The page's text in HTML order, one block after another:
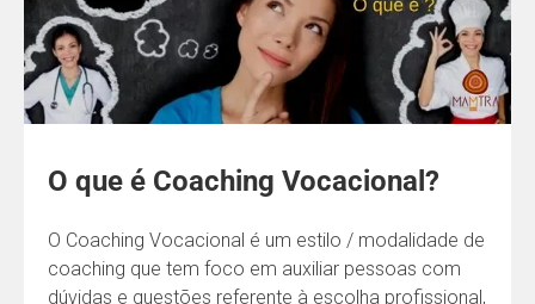
O que é Coaching Vocacional?
O Coaching Vocacional é um estilo / modalidade de
coaching que tem foco em auxiliar pessoas com
dúvidas e questões referente à escolha profissional,